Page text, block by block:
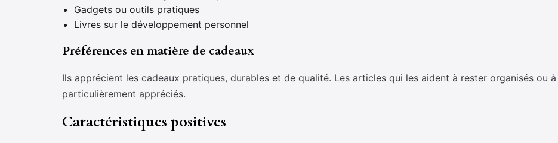
Gadgets ou outils pratiques
Livres sur le développement personnel
Préférences en matière de cadeaux
Ils apprécient les cadeaux pratiques, durables et de qualité. Les articles qui les aident à rester organisés ou
particulièrement appréciés.
Caractéristiques positives